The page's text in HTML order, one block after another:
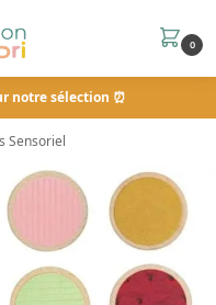
0
notre sélection ⏰
Sensoriel